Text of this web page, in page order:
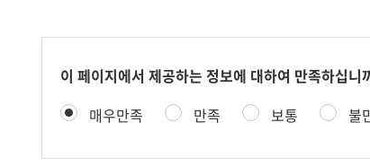
콘
츠
족
이 페이지에서 제공하는 정보에 대하여 만족하십니
만
족
매우만족 만족 보통 불